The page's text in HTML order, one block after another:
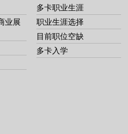
业展
多卡职业生涯
职业生涯选择
目前职位空缺
多卡入学